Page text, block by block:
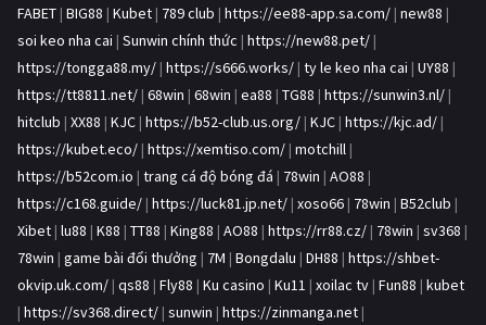
FABET | BIG88 | Kubet | 789 club | https://ee88-app.sa.com/ | new88 |
soi keo nha cai | Sunwin chính thức | https://new88.pet/ |
https://tongga88.my/ | https://s666.works/ | ty le keo nha cai | UY88 |
https://tt8811.net/ | 68win | 68win | ea88 | TG88 | https://sunwin3.nl/ |
hitclub | XX88 | KJC | https://b52-club.us.org/ | KJC | https://kjc.ad/ |
https://kubet.eco/ | https://xemtiso.com/ | motchill |
https://b52com.io | trang cá độ bóng đá | 78win | AO88 |
https://c168.guide/ | https://luck81.jp.net/ | xoso66 | 78win | B52club |
Xibet | lu88 | K88 | TT88 | King88 | AO88 | https://rr88.cz/ | 78win | sv368 |
78win | game bài đổi thưởng | 7M | Bongdalu | DH88 | https://shbet-
okvip.uk.com/ | qs88 | Fly88 | Ku casino | Ku11 | xoilac tv | Fun88 | kubet
| https://sv368.direct/ | sunwin | https://zinmanga.net |